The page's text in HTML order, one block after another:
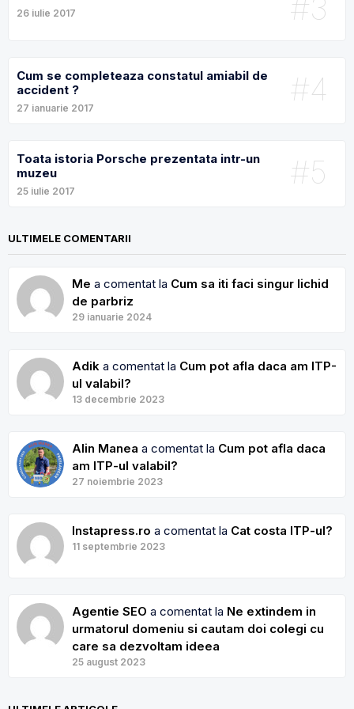
#3
26 iulie 2017
#4
Cum se completeaza constatul amiabil de
accident ?
27 ianuarie 2017
#5
Toata istoria Porsche prezentata intr-un
muzeu
25 iulie 2017
ULTIMELE COMENTARII
Me a comentat la Cum sa iti faci singur lichid
de parbriz
29 ianuarie 2024
Adik a comentat la Cum pot afla daca am ITP-
ul valabil?
13 decembrie 2023
Alin Manea a comentat la Cum pot afla daca
am ITP-ul valabil?
27 noiembrie 2023
Instapress.ro a comentat la Cat costa ITP-ul?
11 septembrie 2023
Agentie SEO a comentat la Ne extindem in
urmatorul domeniu si cautam doi colegi cu
care sa dezvoltam ideea
25 august 2023